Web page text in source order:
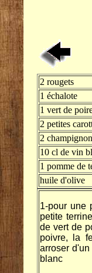
2 rougets
1 échalote
1 vert de
2 petites
2
10 cl de vin
1 pomme de
huile d'olive
1-pour une
petite
de vert de
poivre, la
arroser
blanc